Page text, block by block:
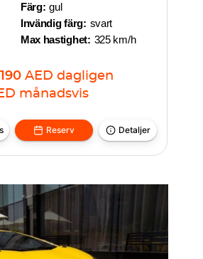
Färg: gul
Invändig färg: svart
Max hastighet: 325 km/h
AED dagligen
månadsvis
Reserv Detaljer